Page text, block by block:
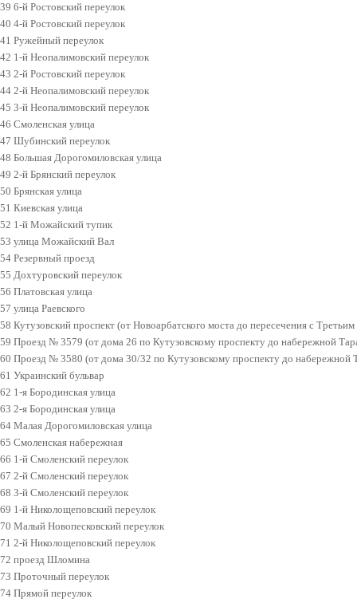
39 6-й Ростовский переулок
40 4-й Ростовский переулок
41 Ружейный переулок
42 1-й Неопалимовский переулок
43 2-й Ростовский переулок
44 2-й Неопалимовский переулок
45 3-й Неопалимовский переулок
46 Смоленская улица
47 Шубинский переулок
48 Большая Дорогомиловская улица
49 2-й Брянский переулок
50 Брянская улица
51 Киевская улица
52 1-й Можайский тупик
53 улица Можайский Вал
54 Резервный проезд
55 Дохтуровский переулок
56 Платовская улица
57 улица Раевского
58 Кутузовский проспект (от Новоарбатского моста до пересечения с
59 Проезд № 3579 (от дома 26 по Кутузовскому проспекту до набережной
60 Проезд № 3580 (от дома 30/32 по Кутузовскому проспекту до набережной
61 Украинский бульвар
62 1-я Бородинская улица
63 2-я Бородинская улица
64 Малая Дорогомиловская улица
65 Смоленская набережная
66 1-й Смоленский переулок
67 2-й Смоленский переулок
68 3-й Смоленский переулок
69 1-й Николощеповский переулок
70 Малый Новопесковский переулок
71 2-й Николощеповский переулок
72 проезд Шломина
73 Проточный переулок
74 Прямой переулок